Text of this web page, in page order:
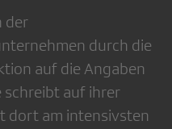
der
durch die
auf die Angaben
schreibt auf ihrer
dort am intensivsten